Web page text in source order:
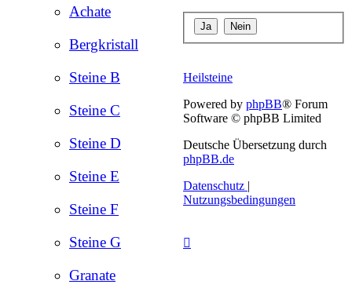
Achate
Bergkristall
Steine B
Steine C
Steine D
Steine E
Steine F
Steine G
Granate
Heilsteine
Powered by phpBB® Forum
Software © phpBB Limited
Deutsche Übersetzung durch
phpBB.de
Datenschutz |
Nutzungsbedingungen